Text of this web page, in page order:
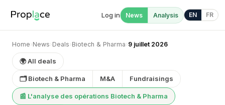
Log in News Analysis EN FR
Home› News› Deals› Biotech & Pharma› 9 juillet 2026
🌍 All deals
🗂 Biotech & Pharma M&A Fundraisings
📰 L'analyse des opérations Biotech & Pharma